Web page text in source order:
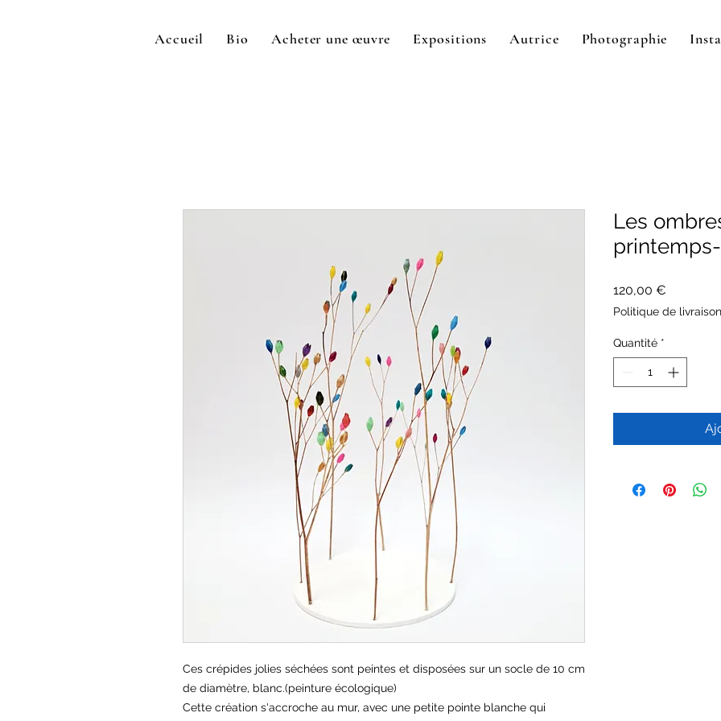
Accueil Bio Acheter une œuvre Expositions Autrice Photographie
Ces crépides jolies séchées sont peintes et disposées sur un socle de 10 cm
de diamètre, blanc.(peinture écologique)
Cette création s'accroche au mur, avec une petite pointe blanche qui
Les
120,00 €
Politique de livraison
Quantité *